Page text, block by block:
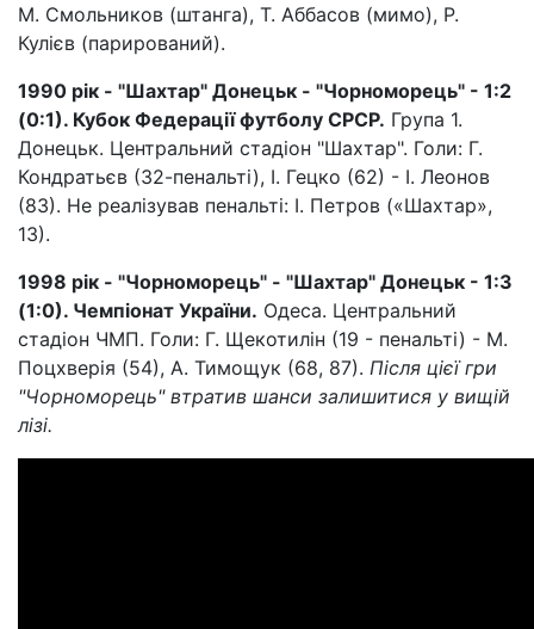
М. Смольников (штанга), Т. Аббасов (мимо), Р.
Кулієв (парирований).
1990 рік - "Шахтар" Донецьк - "Чорноморець" - 1:2
(0:1). Кубок Федерації футболу СРСР. Група 1.
Донецьк. Центральний стадіон "Шахтар". Голи: Г.
Кондратьєв (32-пенальті), І. Гецко (62) - І. Леонов
(83). Не реалізував пенальті: І. Петров («Шахтар»,
13).
1998 рік - "Чорноморець" - "Шахтар" Донецьк - 1:3
(1:0). Чемпіонат України. Одеса. Центральний
стадіон ЧМП. Голи: Г. Щекотилін (19 - пенальті) - М.
Поцхверія (54), А. Тимощук (68, 87). Після цієї гри
"Чорноморець" втратив шанси залишитися у вищій
лізі.